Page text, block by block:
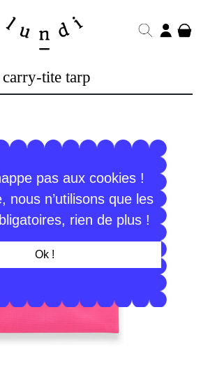
pas aux cookies !
nous n’utilisons que les
rien de plus !
Ok !